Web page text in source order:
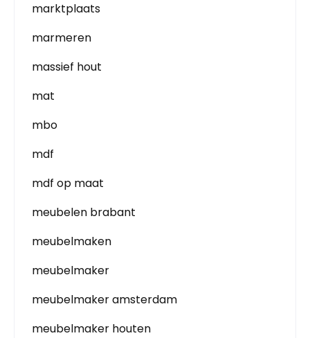
marktplaats
marmeren
massief hout
mat
mbo
mdf
mdf op maat
meubelen brabant
meubelmaken
meubelmaker
meubelmaker amsterdam
meubelmaker houten